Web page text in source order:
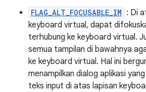
FLAG_ALT_FOCUSABLE_IM : Di
keyboard virtual, dapat
terhubung ke keyboard virtual.
semua tampilan di bawahnya
ke keyboard virtual. Hal ini
menampilkan dialog aplikasi
teks input di atas lapisan